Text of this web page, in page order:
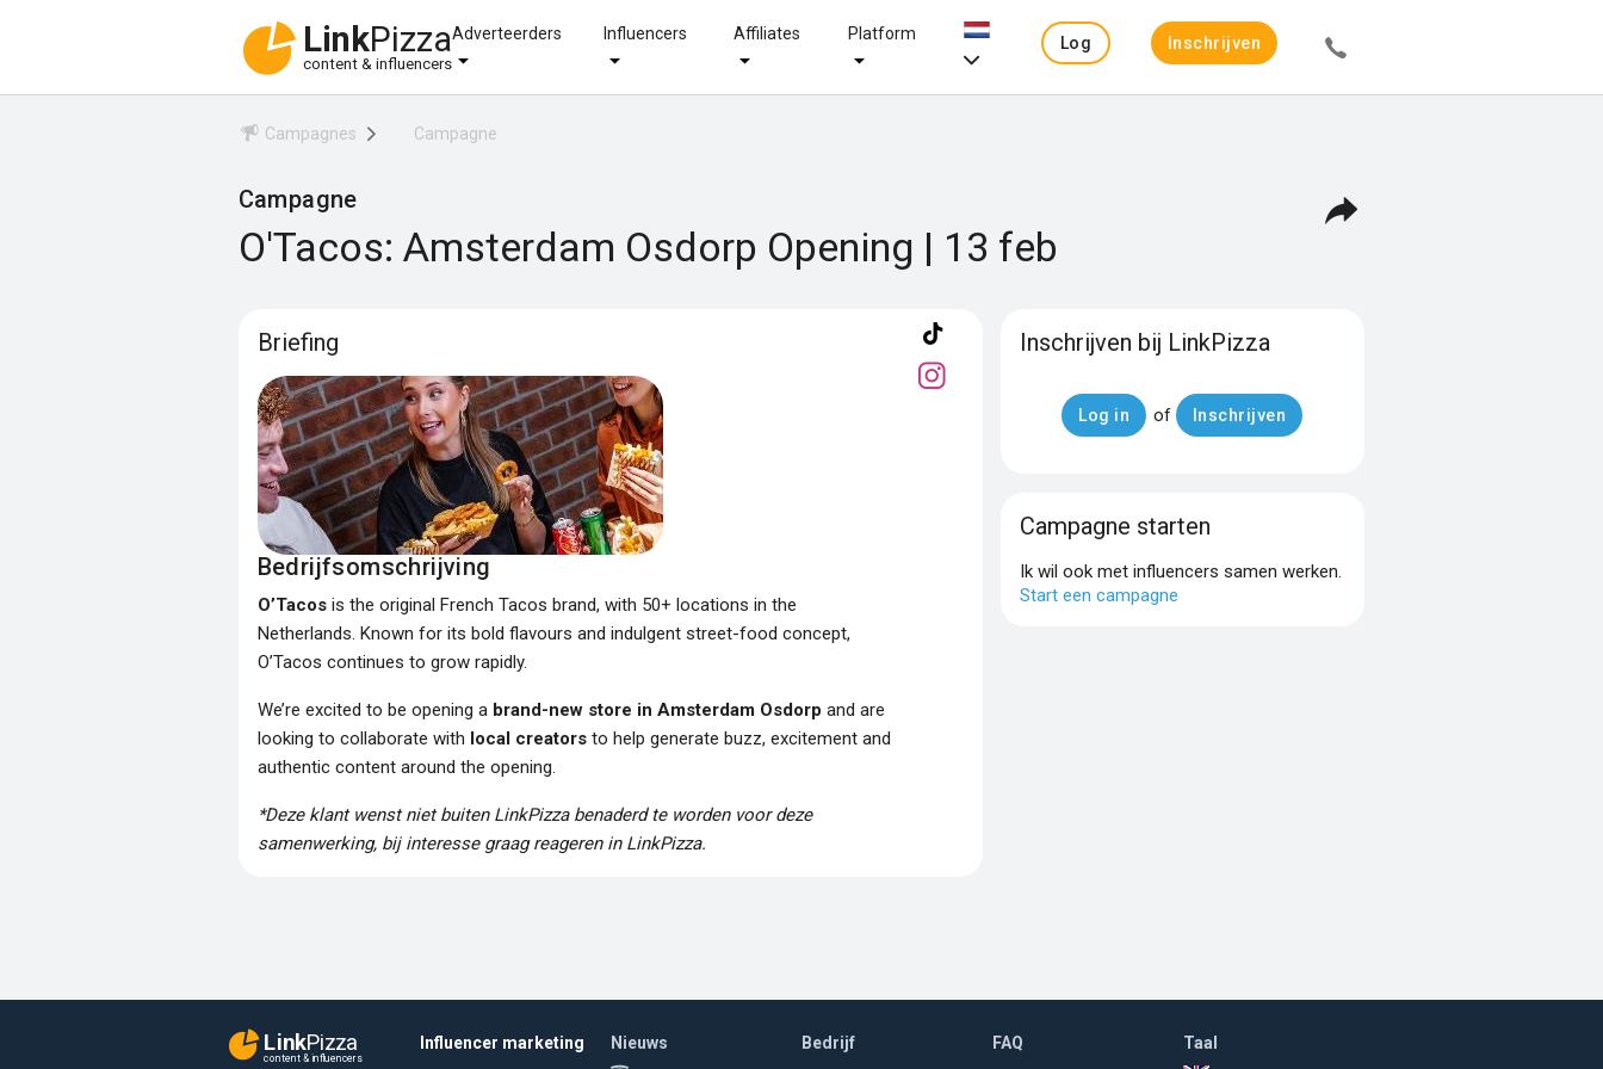
LinkPizza
content & influencers
Adverteerders Influencers Affiliates Platform
Log
Inschrijven
Campagnes Campagne
Campagne
O'Tacos: Amsterdam Osdorp Opening | 13 feb
Briefing
Bedrijfsomschrijving
O’Tacosis the original French Tacos brand, with 50+ locations in the
Netherlands. Known for its bold flavours and indulgent street-food concept,
O’Tacos continues to grow rapidly.
We’re excited to be opening a brand-new store in Amsterdam Osdorp and are
looking to collaborate with local creatorsto help generate buzz, excitement and
authentic content around the opening.
*Deze klant wenst niet buiten LinkPizza benaderd te worden voor deze
samenwerking, bij interesse graag reageren in LinkPizza.
Inschrijven bij LinkPizza
Log in of Inschrijven
Campagne starten
Ik wil ook met influencers samen werken.
Start een campagne
LinkPizza
content & influencers
Influencer marketing
Nieuws
Bedrijf
FAQ
Taal